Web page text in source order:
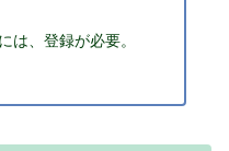
は、登録が必要。